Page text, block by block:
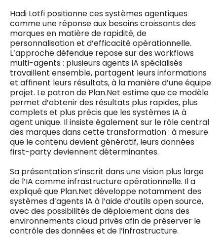
Hadi Lotfi positionne ces systèmes agentiques
comme une réponse aux besoins croissants des
marques en matière de rapidité, de
personnalisation et d’efficacité opérationnelle.
L’approche défendue repose sur des workflows
multi-agents : plusieurs agents IA spécialisés
travaillent ensemble, partagent leurs informations
et affinent leurs résultats, à la manière d’une équipe
projet. Le patron de Plan.Net estime que ce modèle
permet d’obtenir des résultats plus rapides, plus
complets et plus précis que les systèmes IA à
agent unique. Il insiste également sur le rôle central
des marques dans cette transformation : à mesure
que le contenu devient génératif, leurs données
first-party deviennent déterminantes.
Sa présentation s’inscrit dans une vision plus large
de l’IA comme infrastructure opérationnelle. Il a
expliqué que Plan.Net développe notamment des
systèmes d’agents IA à l’aide d’outils open source,
avec des possibilités de déploiement dans des
environnements cloud privés afin de préserver le
contrôle des données et de l’infrastructure.